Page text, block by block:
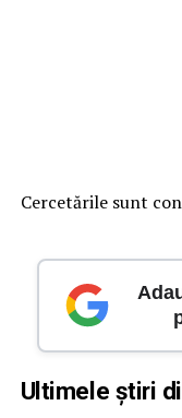
Cercetările sunt
Ultimele știri